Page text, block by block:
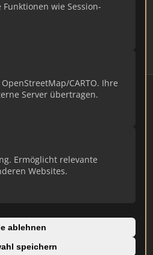
wie Session-
CARTO. Ihre
Server übertragen.
Ermöglicht relevante
Websites.
ablehnen
speichern
852